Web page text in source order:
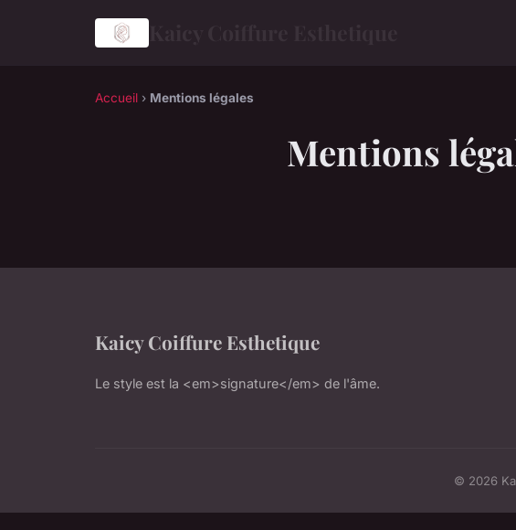
Accueil › Mentions légales
Mentions
Kaicy Coiffure Esthetique
Le style est la <em>signature</em> de l'âme.
© 2026